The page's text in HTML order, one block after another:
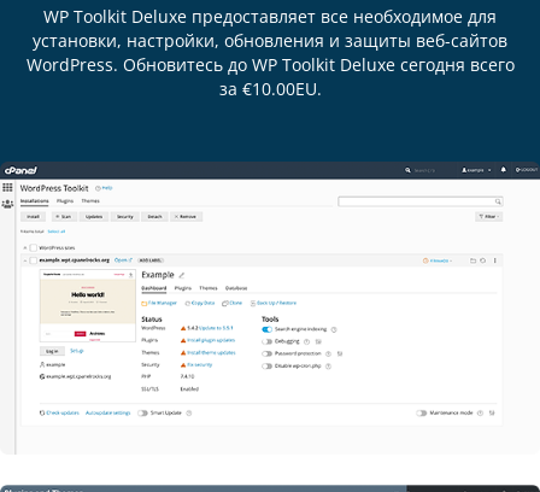
WP Toolkit Deluxe предоставляет все необходимое для
установки, настройки, обновления и защиты веб-сайтов
WordPress. Обновитесь до WP Toolkit Deluxe сегодня всего
за €10.00EU.